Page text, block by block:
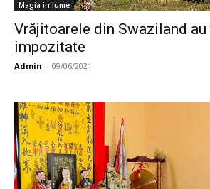
Magia in lume
Vrăjitoarele din Swaziland
impozitate
Admin - 09/06/2021